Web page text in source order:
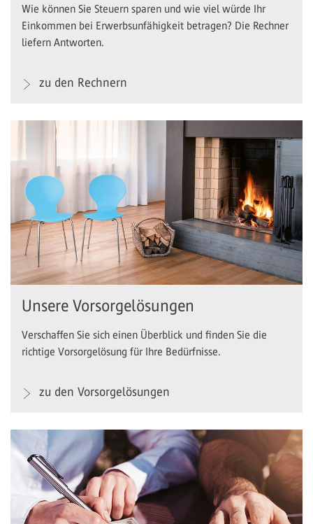
Wie können Sie Steuern sparen und wie viel würde Ihr
Einkommen bei Erwerbsunfähigkeit betragen? Die Rechner
liefern Antworten.
zu den Rechnern
Unsere Vorsorgelösungen
Verschaffen Sie sich einen Überblick und finden Sie die
richtige Vorsorgelösung für Ihre Bedürfnisse.
zu den Vorsorgelösungen